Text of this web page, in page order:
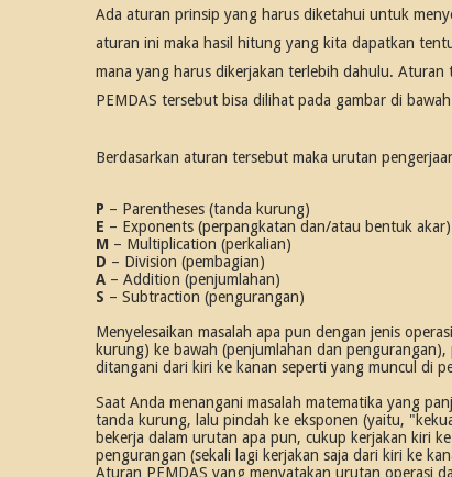
Ada aturan prinsip yang harus diketahui untuk
aturan ini maka hasil hitung yang kita dapatkan
mana yang harus dikerjakan terlebih dahulu.
PEMDAS tersebut bisa dilihat pada gambar di
Berdasarkan aturan tersebut maka urutan
P – Parentheses (tanda kurung)
E – Exponents (perpangkatan dan/atau bentuk akar)
M – Multiplication (perkalian)
D – Division (pembagian)
A – Addition (penjumlahan)
S – Subtraction (pengurangan)
Menyelesaikan masalah apa pun dengan jenis
kurung) ke bawah (penjumlahan dan
ditangani dari kiri ke kanan seperti yang muncul di
Saat Anda menangani masalah matematika yang
tanda kurung, lalu pindah ke eksponen (yaitu,
bekerja dalam urutan apa pun, cukup kerjakan kiri
pengurangan (sekali lagi kerjakan saja dari kiri ke
Aturan PEMDAS yang menyatakan urutan operasi